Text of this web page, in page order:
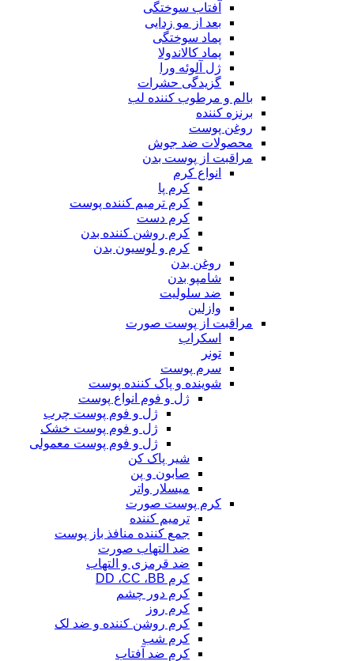
آفتاب سوختگی
بعد از مو زدایی
پماد سوختگی
پماد کالاندولا
ژل آلوئه ورا
گزیدگی حشرات
بالم و مرطوب کننده لب
برنزه کننده
روغن پوست
محصولات ضد جوش
مراقبت از پوست بدن
انواع کرم
کرم پا
کرم ترمیم کننده پوست
کرم دست
کرم روشن کننده بدن
کرم و لوسیون بدن
روغن بدن
شامپو بدن
ضد سلولیت
وازلین
مراقبت از پوست صورت
اسکراب
تونر
سرم پوست
شوینده و پاک کننده پوست
ژل و فوم انواع پوست
ژل و فوم پوست چرب
ژل و فوم پوست خشک
ژل و فوم پوست معمولی
شیر پاک کن
صابون و پن
میسلار واتر
کرم پوست صورت
ترمیم کننده
جمع کننده منافذ باز پوست
ضد التهاب صورت
ضد قرمزی و التهاب
کرم DD ،CC ،BB
کرم دور چشم
کرم روز
کرم روشن کننده و ضد لک
کرم شب
کرم ضد آفتاب